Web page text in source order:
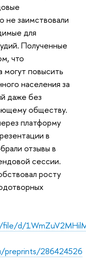
не заимствовали
для
Полученные
что
могут повысить
населения за
даже без
обществу.
платформу
в
отзывы в
сессии.
росту
d/
preprints/286424526